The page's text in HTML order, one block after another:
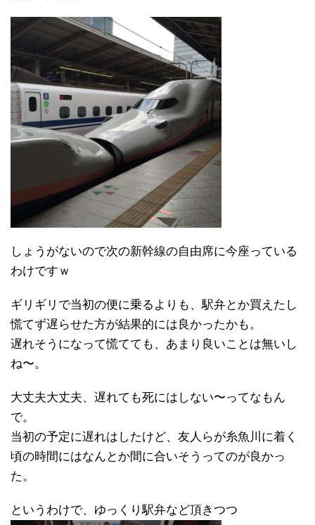
しょうがないので次の新幹線の自由席に今座っている
わけですｗ
ギリギリで当初の便に乗るよりも、駅弁とか買えたし
慌てず遅らせた方が結果的には良かったかも。
遅れそうになって慌てても、あまり良いことは無いし
ね〜。
大丈夫大丈夫、遅れても死にはしない〜ってなもん
で。
当初の予定に遅れはしたけど、友人らが糸魚川に着く
頃の時間にはなんとか間に合いそうってのが良かっ
た。
というわけで、ゆっくり駅弁など頂きつつ